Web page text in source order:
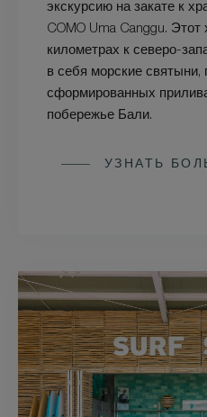
экскурсию на закате к
COMO Uma Canggu.
километрах к северо-
в себя морские святыни,
сформированных
побережье Бали.
УЗНАТЬ